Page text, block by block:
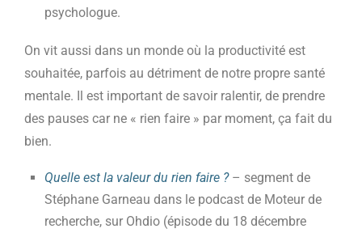
psychologue.
On vit aussi dans un monde où la productivité est
souhaitée, parfois au détriment de notre propre santé
mentale. Il est important de savoir ralentir, de prendre
des pauses car ne « rien faire » par moment, ça fait du
bien.
Quelle est la valeur du rien faire ?– segment de
Stéphane Garneau dans le podcast de Moteur de
recherche, sur Ohdio (épisode du 18 décembre